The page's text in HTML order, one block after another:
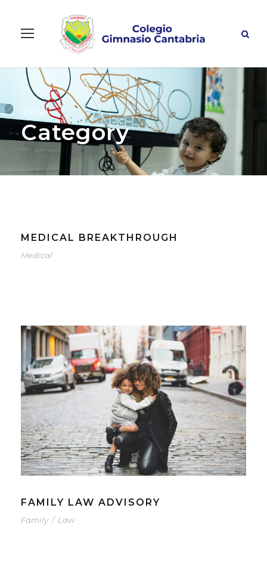
Social
Category
MEDICAL BREAKTHROUGH
Medical
FAMILY LAW ADVISORY
Family / Law